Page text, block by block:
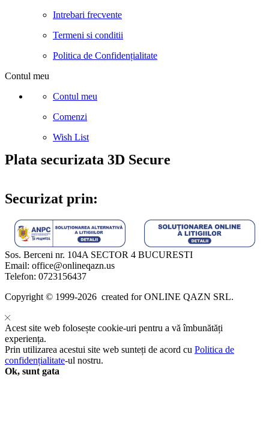
Intrebari frecvente
Termeni si conditii
Politica de Confidențialitate
Contul meu
Contul meu
Comenzi
Wish List
Plata securizata 3D Secure
Securizat prin:
Sos. Berceni nr. 104A SECTOR 4 BUCURESTI
Email: office@onlineqazn.us
Telefon: 0723156437
Copyright ©️ 1999-2026 created for ONLINE QAZN SRL.
Acest site web folosește cookie-uri pentru a vă îmbunătăți
experiența.
Prin utilizarea acestui site web sunteți de acord cu Politica de
confidențialitate-ul nostru.
Ok, sunt gata